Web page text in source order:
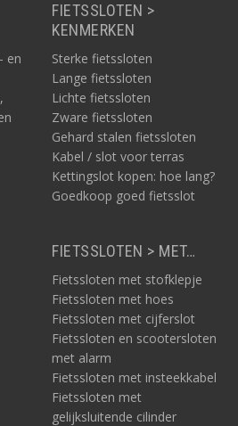
en
FIETSSLOTEN >
KENMERKEN
Sterke fietssloten
Lange fietssloten
Lichte fietssloten
Zware fietssloten
Gehard stalen fietssloten
Kabel / slot voor terras
Kettingslot kopen: hoe lang?
Goedkoop goed fietsslot
FIETSSLOTEN > MET…
Fietssloten met stofklepje
Fietssloten met hoes
Fietssloten met cijferslot
Fietssloten en scootersloten
met alarm
Fietssloten met insteekkabel
Fietssloten met
gelijksluitende cilinder